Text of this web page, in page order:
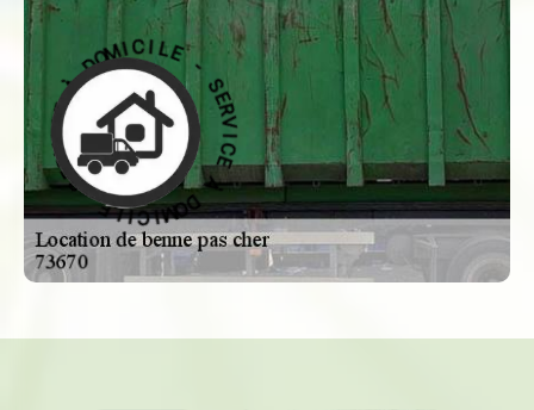
S
E
R
V
I
C
E
À
D
O
M
ICILE - SE R
V I
C
E
À
D
O
M
I
C
I
L
E
-